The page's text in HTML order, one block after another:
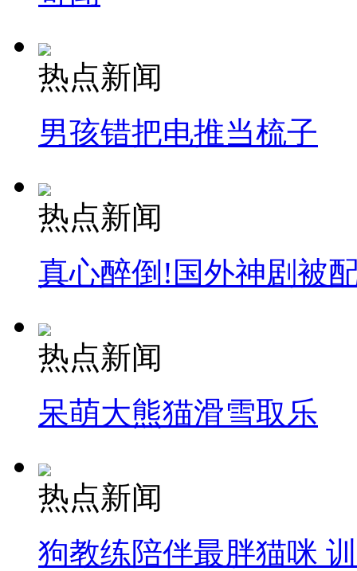
热点新闻
男孩错把电推当梳子
热点新闻
真心醉倒!国外神剧被
热点新闻
呆萌大熊猫滑雪取乐
热点新闻
狗教练陪伴最胖猫咪